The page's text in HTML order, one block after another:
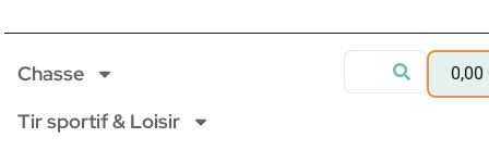
Chasse
Tir sportif & Loisir
0,00